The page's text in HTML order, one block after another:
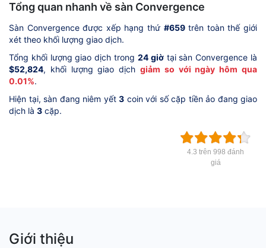
Tổng quan nhanh về sàn Convergence
Sàn Convergence được xếp hạng thứ #659trên toàn thế giới
xét theo khối lượng giao dịch.
Tổng khối lượng giao dịch trong 24 giờtại sàn Convergence là
$52,824, khối lượng giao dịch giảm so với ngày hôm qua
0.01%.
Hiện tại, sàn đang niêm yết 3 coin với số cặp tiền ảo đang giao
dịch là 3 cặp.
4.3 trên 998 đánh
giá
Giới thiệu